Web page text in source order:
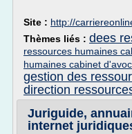
Site : http://
Thèmes liés : dees
ressources humaines
humaines cabinet
gestion des
direction
Juriguide,
internet